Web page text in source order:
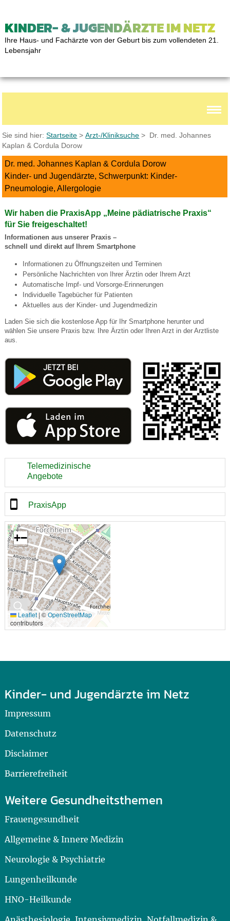
KINDER- & JUGENDÄRZTE IM NETZ
Ihre Haus- und Fachärzte von der Geburt bis zum vollendeten 21.
Lebensjahr
Sie sind hier:Startseite >Arzt-/Kliniksuche > Dr. med. Johannes
Kaplan & Cordula Dorow
Dr. med. Johannes Kaplan & Cordula Dorow
Kinder- und Jugendärzte, Schwerpunkt: Kinder-
Pneumologie, Allergologie
Wir haben die PraxisApp „Meine pädiatrische Praxis“
für Sie freigeschaltet!
Informationen aus unserer Praxis –
schnell und direkt auf Ihrem Smartphone
Informationen zu Öffnungszeiten und Terminen
Persönliche Nachrichten von Ihrer Ärztin oder Ihrem Arzt
Automatische Impf- und Vorsorge-Erinnerungen
Individuelle Tagebücher für Patienten
Aktuelles aus der Kinder- und Jugendmedizin
Laden Sie sich die kostenlose App für Ihr Smartphone herunter und
wählen Sie unsere Praxis bzw. Ihre Ärztin oder Ihren Arzt in der Arztliste
aus.
Telemedizinische
Angebote
PraxisApp
🔍
+−
Leaflet |©OpenStreetMap
contributors
Kinder- und Jugendärzte im Netz
Impressum
Datenschutz
Disclaimer
Barrierefreiheit
Weitere Gesundheitsthemen
Frauengesundheit
Allgemeine & Innere Medizin
Neurologie & Psychiatrie
Lungenheilkunde
HNO-Heilkunde